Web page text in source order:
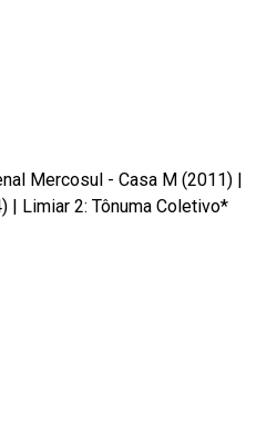
Mercosul - Casa M (2011)
Limiar 2: Tônuma Coletivo*